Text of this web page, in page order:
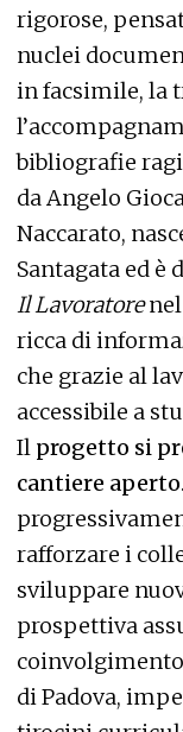
rigorose,
nuclei
in facsimile, la
bibliografie
da Angelo
Naccarato,
Santagata ed è
Il Lavoratorenel
ricca di
che grazie al
accessibile a
Il progetto si
cantiere aperto
rafforzare i
sviluppare
prospettiva
di Padova,